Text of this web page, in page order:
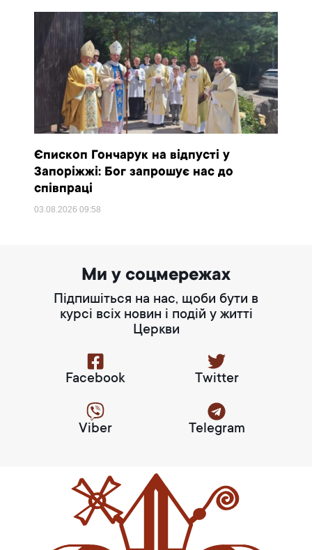
Єпископ Гончарук на відпусті у
Запоріжжі: Бог запрошує нас до
співпраці
03.08.202609:58
Ми у соцмережах
Підпишіться на нас, щоби бути в
курсі всіх новин і подій у житті
Церкви
Facebook Twitter
Viber Telegram